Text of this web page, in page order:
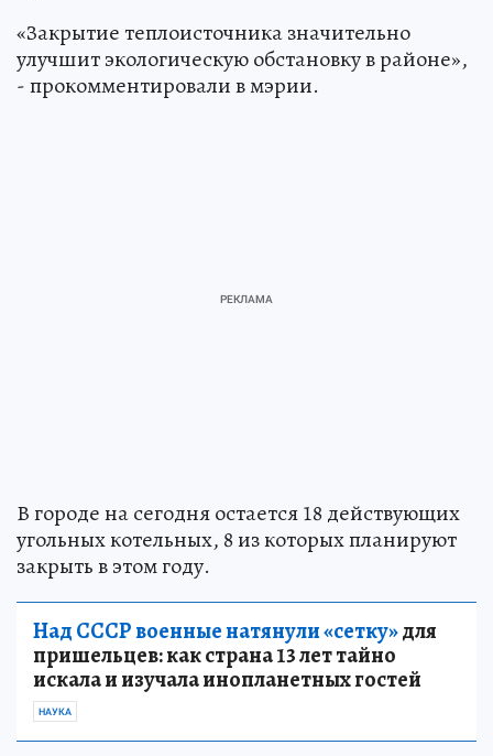
«Закрытие теплоисточника значительно
улучшит экологическую обстановку в районе»,
- прокомментировали в мэрии.
В городе на сегодня остается 18 действующих
угольных котельных, 8 из которых планируют
закрыть в этом году.
Над СССР военные натянули «сетку»для
пришельцев: как страна 13 лет тайно
искала и изучала инопланетных гостей
НАУКА